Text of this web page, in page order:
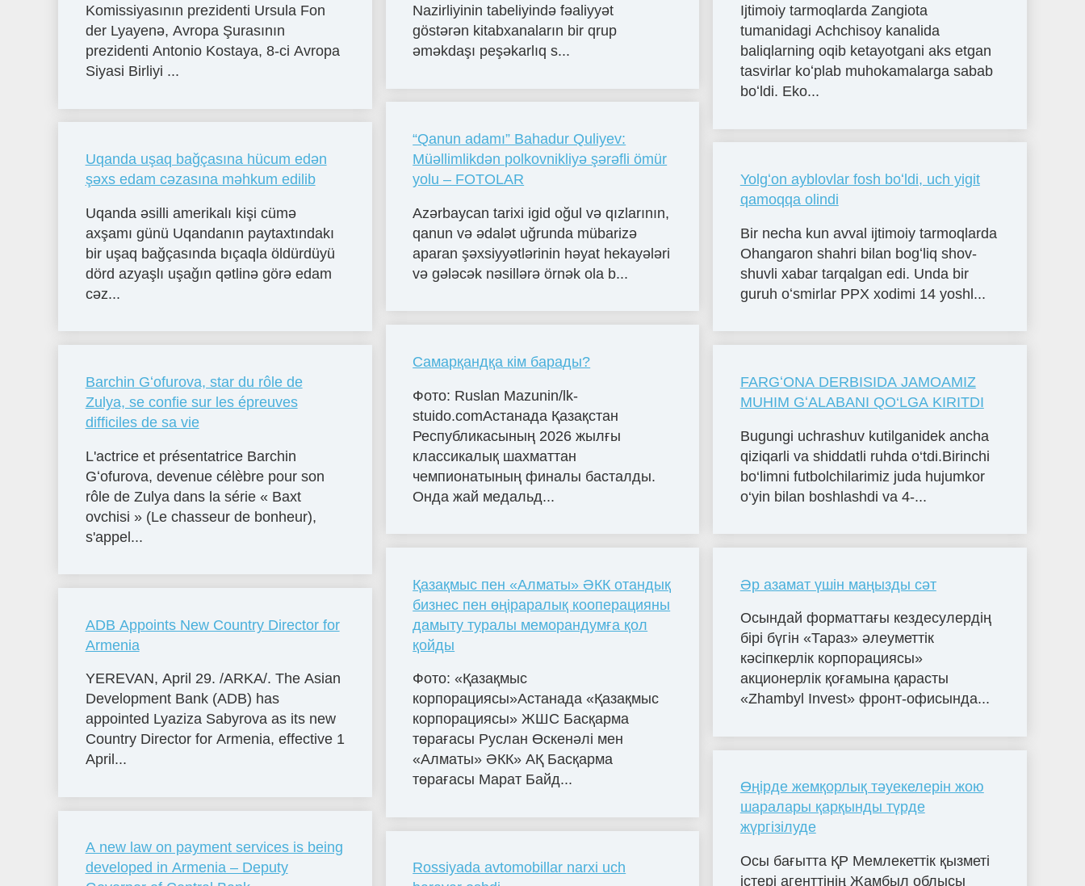
Komissiyasının prezidenti Ursula Fon
der Lyayenə, Avropa Şurasının
prezidenti Antonio Kostaya, 8-ci Avropa
Siyasi Birliyi ...
Uqanda uşaq bağçasına hücum edən
şəxs edam cəzasına məhkum edilib
Uqanda əsilli amerikalı kişi cümə
axşamı günü Uqandanın paytaxtındakı
bir uşaq bağçasında bıçaqla öldürdüyü
dörd azyaşlı uşağın qətlinə görə edam
cəz...
Barchin Gʻofurova, star du rôle de
Zulya, se confie sur les épreuves
difficiles de sa vie
L'actrice et présentatrice Barchin
Gʻofurova, devenue célèbre pour son
rôle de Zulya dans la série « Baxt
ovchisi » (Le chasseur de bonheur),
s'appel...
ADB Appoints New Country Director for
Armenia
YEREVAN, April 29. /ARKA/. The Asian
Development Bank (ADB) has
appointed Lyaziza Sabyrova as its new
Country Director for Armenia, effective 1
April...
A new law on payment services is being
developed in Armenia – Deputy
Nazirliyinin tabeliyində fəaliyyət
göstərən kitabxanaların bir qrup
əməkdaşı peşəkarlıq s...
“Qanun adamı” Bahadur Quliyev:
Müəllimlikdən polkovnikliyə şərəfli ömür
yolu – FOTOLAR
Azərbaycan tarixi igid oğul və qızlarının,
qanun və ədalət uğrunda mübarizə
aparan şəxsiyyətlərinin həyat hekayələri
və gələcək nəsillərə örnək ola b...
Самарқандқа кім барады?
Фото: Ruslan Mazunin/lk-
stuido.comАстанада Қазақстан
Республикасының 2026 жылғы
классикалық шахматтан
чемпионатының финалы басталды.
Онда жай медальд...
Қазақмыс пен «Алматы» ӘКК отандық
бизнес пен өңіраралық кооперацияны
дамыту туралы меморандумға қол
қойды
Фото: «Қазақмыс
корпорациясы»Астанада «Қазақмыс
корпорациясы» ЖШС Басқарма
төрағасы Руслан Өскенәлі мен
«Алматы» ӘКК» АҚ Басқарма
төрағасы Марат Байд...
Rossiyada avtomobillar narxi uch
Ijtimoiy tarmoqlarda Zangiota
tumanidagi Achchisoy kanalida
baliqlarning oqib ketayotgani aks etgan
tasvirlar koʻplab muhokamalarga sabab
boʻldi. Eko...
Yolgʻon ayblovlar fosh boʻldi, uch yigit
qamoqqa olindi
Bir necha kun avval ijtimoiy tarmoqlarda
Ohangaron shahri bilan bogʻliq shov-
shuvli xabar tarqalgan edi. Unda bir
guruh oʻsmirlar PPX xodimi 14 yoshl...
FARGʻONA DERBISIDA JAMOAMIZ
MUHIM GʻALABANI QO‘LGA KIRITDI
Bugungi uchrashuv kutilganidek ancha
qiziqarli va shiddatli ruhda o‘tdi.Birinchi
bo‘limni futbolchilarimiz juda hujumkor
o‘yin bilan boshlashdi va 4-...
Әр азамат үшін маңызды сәт
Осындай форматтағы кездесулердің
бірі бүгін «Тараз» әлеуметтік
кәсіпкерлік корпорациясы»
акционерлік қоғамына қарасты
«Zhambyl Invest» фронт-офисында...
Өңірде жемқорлық тәуекелерін жою
шаралары қарқынды түрде
жүргізілуде
Осы бағытта ҚР Мемлекеттік қызметі
істері агенттінің Жамбыл облысы